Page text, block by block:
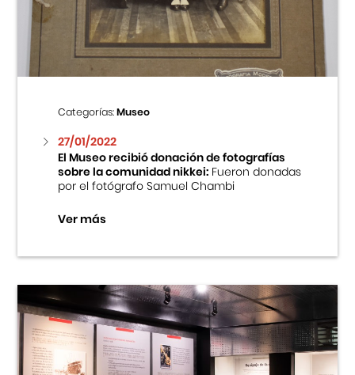
Centro Cultural Peruano Japonés
Museo de la Inmigración Japonesa
Fondo Editorial
Teatro Peruano Japonés
Categorías:Museo
27/01/2022
El Museo recibió donación de fotografías
sobre la comunidad nikkei:Fueron donadas
por el fotógrafo Samuel Chambi
Ver más